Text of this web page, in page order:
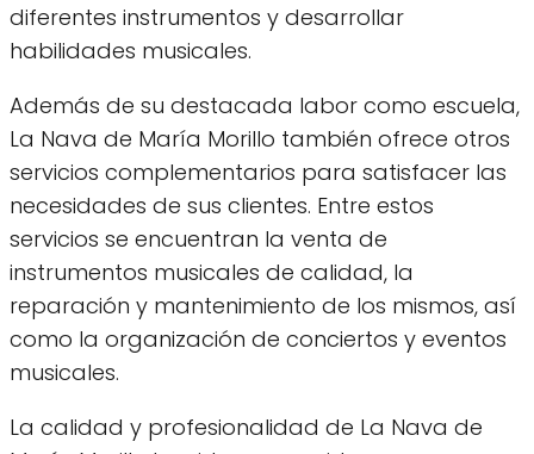
diferentes instrumentos y desarrollar
habilidades musicales.
Además de su destacada labor como escuela,
La Nava de María Morillo también ofrece otros
servicios complementarios para satisfacer las
necesidades de sus clientes. Entre estos
servicios se encuentran la venta de
instrumentos musicales de calidad, la
reparación y mantenimiento de los mismos, así
como la organización de conciertos y eventos
musicales.
La calidad y profesionalidad de La Nava de